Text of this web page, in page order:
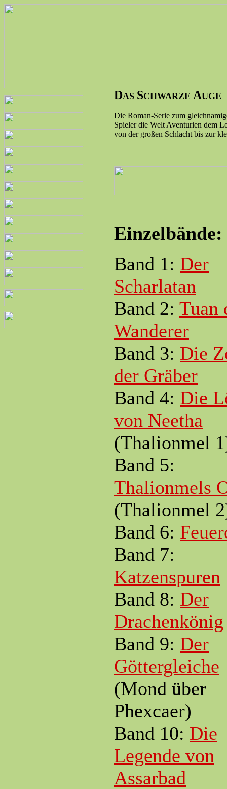
DAS SCHWARZE AUGE
Die Roman-Serie zum
Spieler die Welt Aventurien dem
von der großen Schlacht bis zur
Einzelbände:
Band 1: Der
Scharlatan
Band 2: Tuan
Wanderer
Band 3: Die
der Gräber
Band 4: Die
von Neetha
(Thalionmel
Band 5:
Thalionmels
(Thalionmel
Band 6:
Band 7:
Katzenspuren
Band 8: Der
Drachenkönig
Band 9: Der
Göttergleiche
(Mond über
Phexcaer)
Band 10: Die
Legende von
Assarbad